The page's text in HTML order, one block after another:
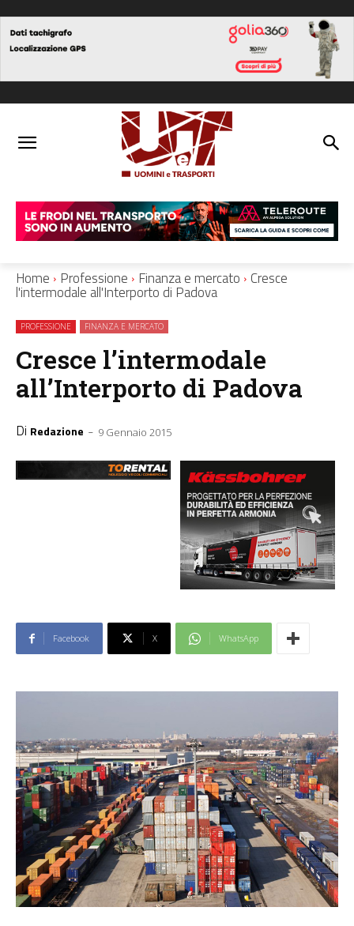
Home Professione Finanza e mercato Cresce
l'intermodale all'Interporto di Padova
PROFESSIONE FINANZA E MERCATO
Cresce l’intermodale
all’Interporto di Padova
Di Redazione - 9 Gennaio 2015
Facebook X WhatsApp